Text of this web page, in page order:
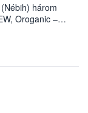
három
Oroganic –
követően,
elleni további
termesztésben is